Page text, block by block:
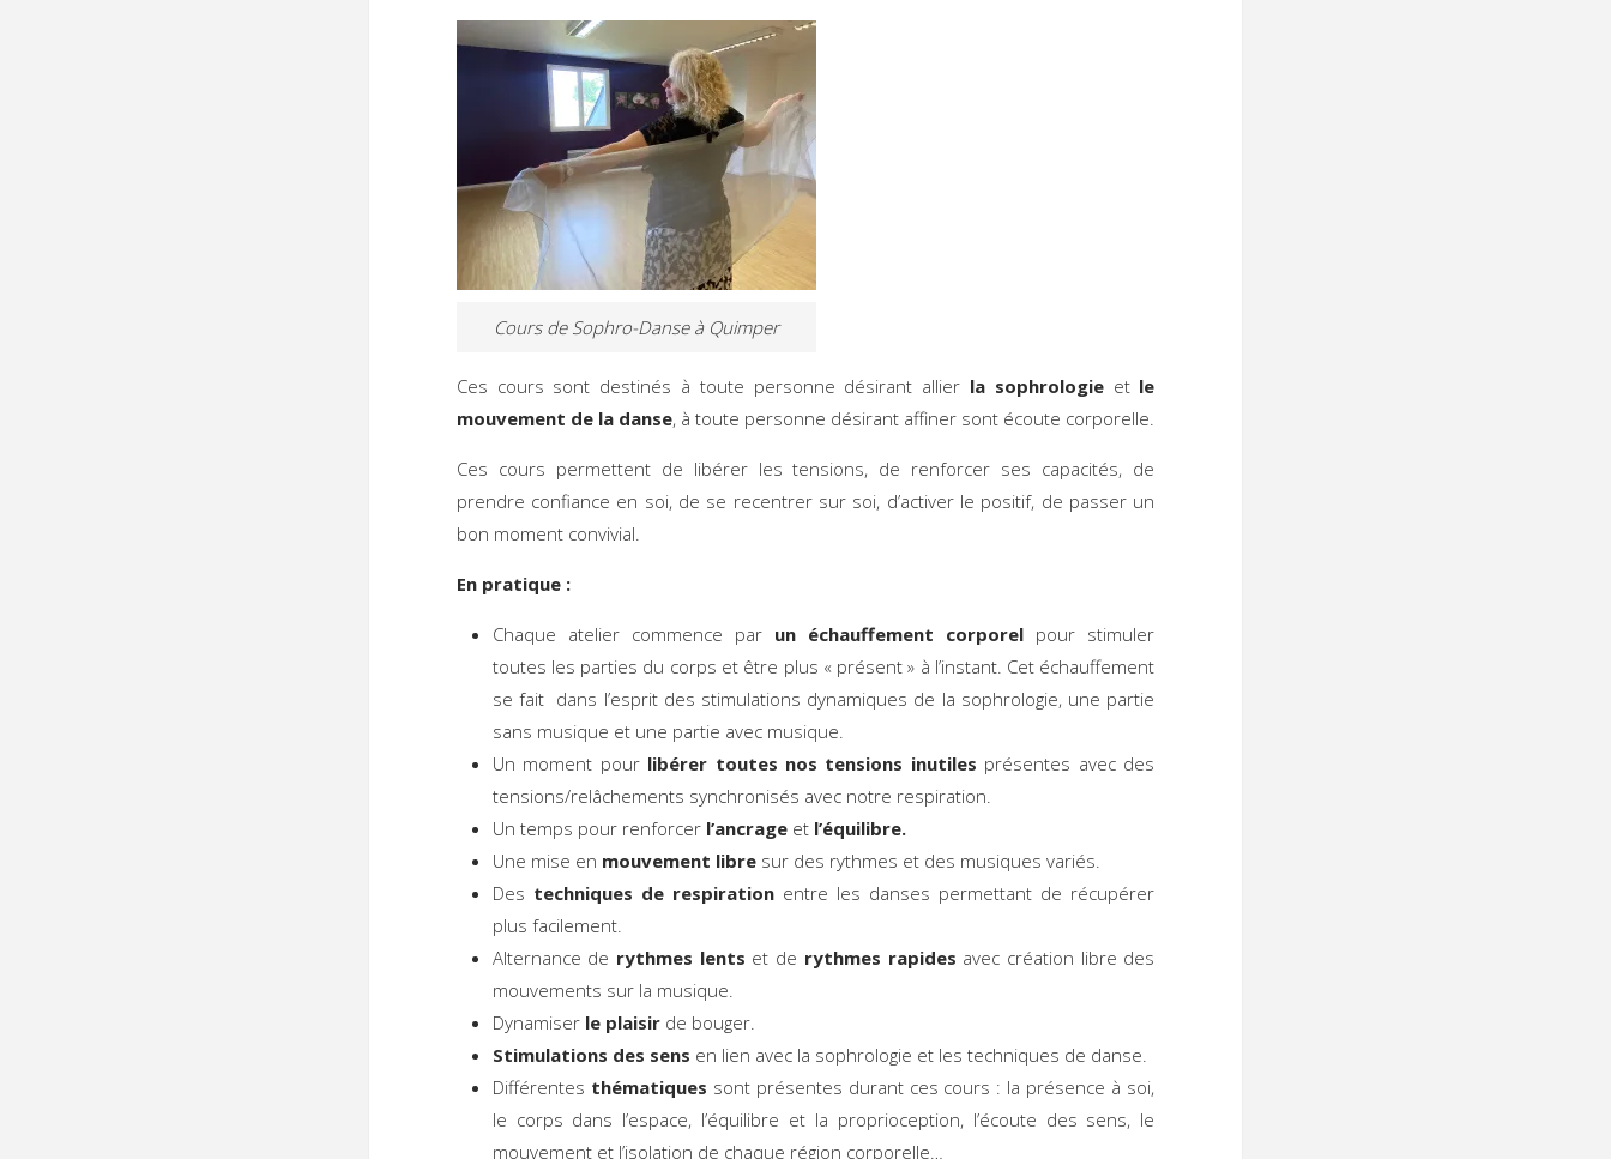
Cours de Sophro-Danse à Quimper
Ces cours sont destinés à toute personne désirant allier la sophrologieet le
mouvement de la danse, à toute personne désirant affiner sont écoute corporelle.
Ces cours permettent de libérer les tensions, de renforcer ses capacités, de
prendre confiance en soi, de se recentrer sur soi, d’activer le positif, de passer un
bon moment convivial.
En pratique :
Chaque atelier commence parun échauffement corporel pour stimuler
toutes les parties du corps et être plus « présent » à l’instant. Cet échauffement
se fait dans l’esprit des stimulations dynamiques de la sophrologie, une partie
sans musique et une partie avec musique.
Un moment pourlibérer toutes nos tensions inutiles présentes avec des
tensions/relâchements synchronisés avec notre respiration.
Un temps pour renforcer l’ancrageet l’équilibre.
Une mise en mouvement libresur des rythmes et des musiques variés.
Des techniques de respirationentre les danses permettant de récupérer
plus facilement.
Alternance de rythmes lents et de rythmes rapides avec création libre des
mouvements sur la musique.
Dynamiser le plaisirde bouger.
Stimulations des sens en lien avec la sophrologie et les techniques de danse.
Différentes thématiques sont présentes durant ces cours : la présence à soi,
le corps dans l’espace, l’équilibre et la proprioception, l’écoute des sens, le
mouvement et l’isolation de chaque région corporelle…